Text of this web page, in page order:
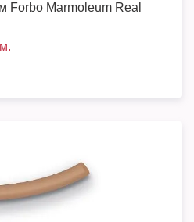
Forbo Marmoleum Real